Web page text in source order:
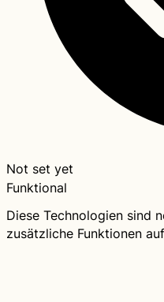
Not set yet
Funktional
Diese Technologien sind
zusätzliche Funktionen